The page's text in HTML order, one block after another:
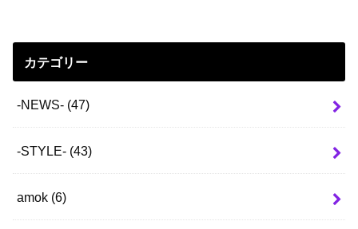
カテゴリー
-NEWS- (47)
-STYLE- (43)
amok (6)